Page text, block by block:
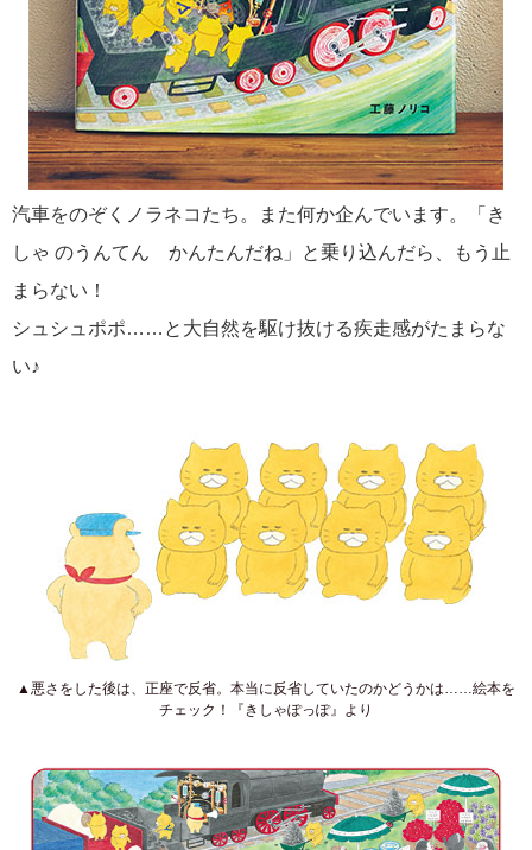
汽車をのぞくノラネコたち。また何か企んでいます。「き
しゃ のうんてん かんたんだね」と乗り込んだら、もう止
まらない！
シュシュポポ……と大自然を駆け抜ける疾走感がたまらな
い♪
▲悪さをした後は、正座で反省。本当に反省していたのかどうかは……絵本を
チェック！『きしゃぽっぽ』より